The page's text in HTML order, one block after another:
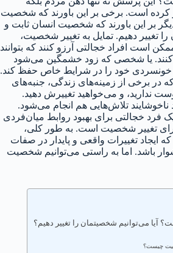
کرده است. برخی بر این باورند که شخصیت
بر این باورند که شخصیت انسان ثابت و
را تغییر دهیم. تمایل به تغییر شخصیت،
است افراد خجالتی آرزو کنند که بتوانند
کنند. یا شخصی که زود خشمگین می‌شود
خونسردی خود را در شرایط خاص حفظ کند.
برخی از زمینه‌های زندگی، جنبه‌های
ندارید، و می‌خواهید تغییرش دهید.
ناخوشایند تلاش‌هایی هم انجام می‌شود.
فرد خجالتی برای بهبود روابط میان‌فردی
تغییر شخصیت است. به طور کلی،
ایجاد تغییرات واقعی و پایدار در صفات
باشد. اما به راستی می‌توانیم شخصیت
آیا می‌توانیم شخصیتمان را تغییر دهیم؟
چیست؟